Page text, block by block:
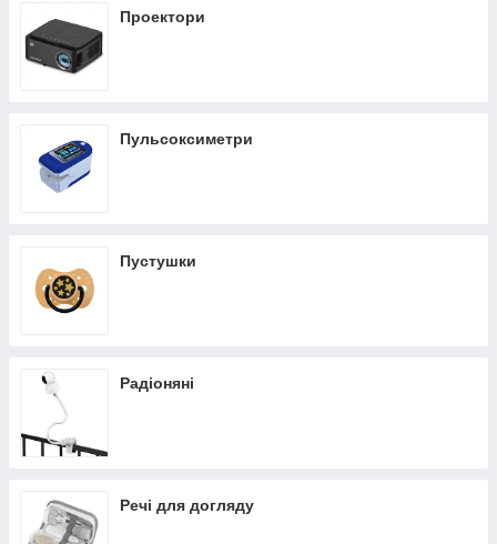
Проектори
Пульсоксиметри
Пустушки
Радіоняні
Речі для догляду